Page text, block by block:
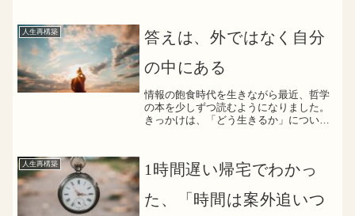
人生再構築
答えは、外ではなく自分
の中にある
情報の飽食時代を生きながら最近、哲学
の本を少しずつ読むようになりました。
きっかけは、「どう生きるか」につい
をゆっくりと行うことを...
人生再構築
1時間遅い帰宅でわかっ
た、「時間は案外追いつ